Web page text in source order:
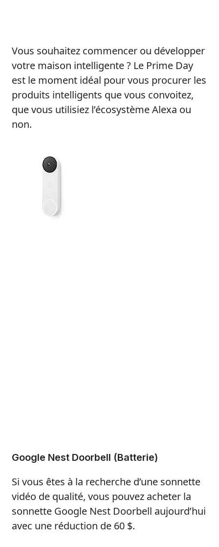
Vous souhaitez commencer ou développer
votre maison intelligente ? Le Prime Day
est le moment idéal pour vous procurer les
produits intelligents que vous convoitez,
que vous utilisiez l’écosystème Alexa ou
non.
Google Nest Doorbell (Batterie)
Si vous êtes à la recherche d’une sonnette
vidéo de qualité, vous pouvez acheter la
sonnette Google Nest Doorbell aujourd’hui
avec une réduction de 60 $.